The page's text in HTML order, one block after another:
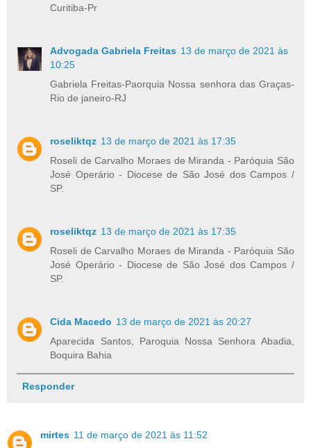
Curitiba-Pr
Advogada Gabriela Freitas 13 de março de 2021 às
10:25
Gabriela Freitas-Paorquia Nossa senhora das Graças-
Rio de janeiro-RJ
roseliktqz 13 de março de 2021 às 17:35
Roseli de Carvalho Moraes de Miranda - Paróquia São
José Operário - Diocese de São José dos Campos /
SP.
roseliktqz 13 de março de 2021 às 17:35
Roseli de Carvalho Moraes de Miranda - Paróquia São
José Operário - Diocese de São José dos Campos /
SP.
Cida Macedo 13 de março de 2021 às 20:27
Aparecida Santos, Paroquia Nossa Senhora Abadia,
Boquira Bahia
Responder
mirtes 11 de março de 2021 às 11:52